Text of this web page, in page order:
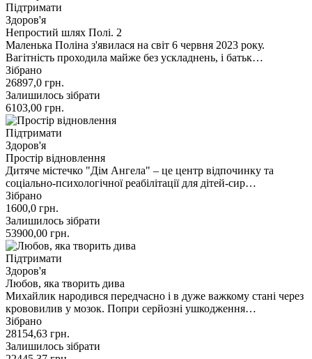
Підтримати
Здоров'я
Непростий шлях Полі. 2
Маленька Поліна з'явилася на світ 6 червня 2023 року.
Вагітність проходила майже без ускладнень, і батьк…
Зібрано
26897,0 грн.
Залишилось зібрати
6103,00 грн.
Підтримати
Здоров'я
Простір відновлення
Дитяче містечко "Дім Ангела" – це центр відпочинку та
соціально-психологічної реабілітації для дітей-сир…
Зібрано
1600,0 грн.
Залишилось зібрати
53900,00 грн.
Підтримати
Здоров'я
Любов, яка творить дива
Михайлик народився передчасно і в дуже важкому стані через
крововилив у мозок. Попри серйозні ушкодження…
Зібрано
28154,63 грн.
Залишилось зібрати